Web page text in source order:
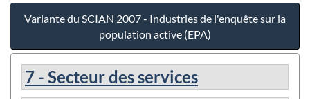
Variante du SCIAN 2007 - Industries de l'enquête sur la
population active (EPA)
7 - Secteur des services